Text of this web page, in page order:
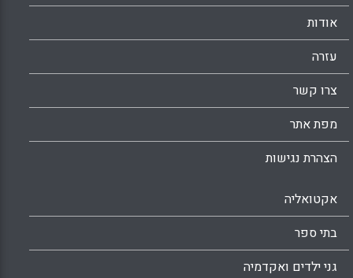
אודות
עזרה
צרו קשר
מפת אתר
הצהרת נגישות
אקטואליה
בתי ספר
גני ילדים ואקדמיה